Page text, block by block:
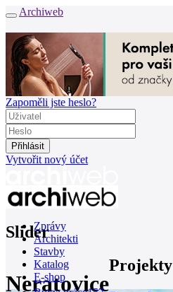
Archiweb
Zapoměli jste heslo?
Vytvořit nový účet
Zprávy
Architekti
Stavby
Katalog
E-shop
Slider
Neratovice
Projekty